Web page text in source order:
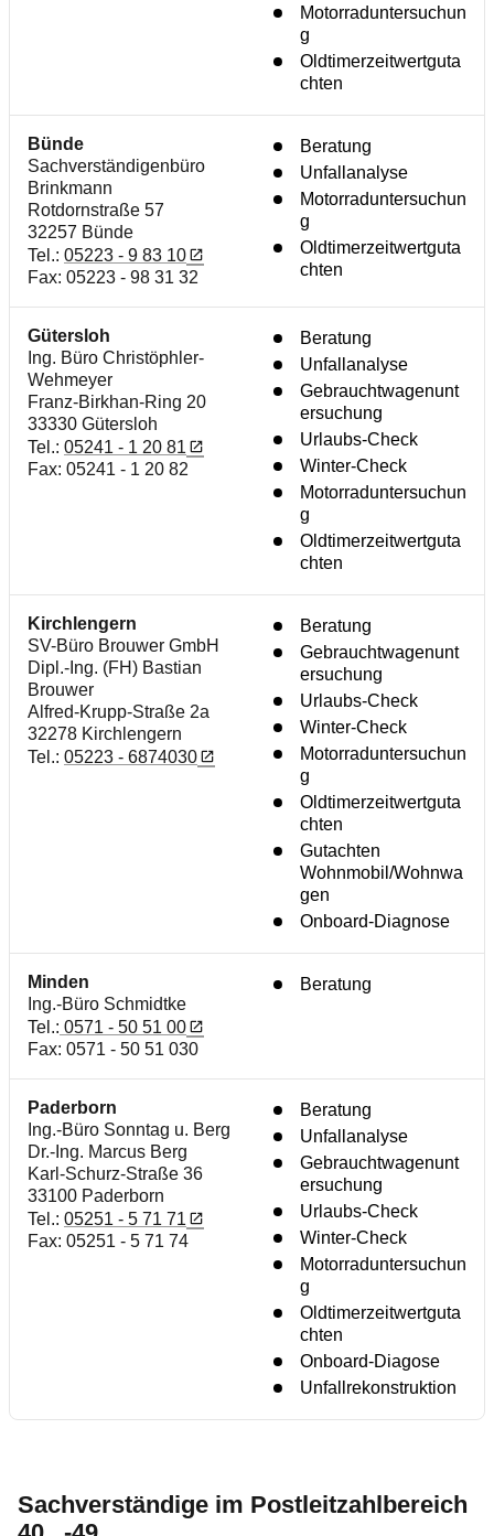
Motorraduntersuchun
g
Oldtimerzeitwertguta
chten
Bünde
Sachverständigenbüro
Brinkmann
Rotdornstraße 57
32257 Bünde
Tel.: 05223 - 9 83 10
Fax: 05223 - 98 31 32
Beratung
Unfallanalyse
Motorraduntersuchun
g
Oldtimerzeitwertguta
chten
Gütersloh
Ing. Büro Christöphler-
Wehmeyer
Franz-Birkhan-Ring 20
33330 Gütersloh
Tel.: 05241 - 1 20 81
Fax: 05241 - 1 20 82
Beratung
Unfallanalyse
Gebrauchtwagenunt
ersuchung
Urlaubs-Check
Winter-Check
Motorraduntersuchun
g
Oldtimerzeitwertguta
chten
Kirchlengern
SV-Büro Brouwer GmbH
Dipl.-Ing. (FH) Bastian
Brouwer
Alfred-Krupp-Straße 2a
32278 Kirchlengern
Tel.: 05223 - 6874030
Beratung
Gebrauchtwagenunt
ersuchung
Urlaubs-Check
Winter-Check
Motorraduntersuchun
g
Oldtimerzeitwertguta
chten
Gutachten
Wohnmobil/Wohnwa
gen
Onboard-Diagnose
Minden
Ing.-Büro Schmidtke
Tel.: 0571 - 50 51 00
Fax: 0571 - 50 51 030
Beratung
Paderborn
Ing.-Büro Sonntag u. Berg
Dr.-Ing. Marcus Berg
Karl-Schurz-Straße 36
33100 Paderborn
Tel.: 05251 - 5 71 71
Fax: 05251 - 5 71 74
Beratung
Unfallanalyse
Gebrauchtwagenunt
ersuchung
Urlaubs-Check
Winter-Check
Motorraduntersuchun
g
Oldtimerzeitwertguta
chten
Onboard-Diagose
Unfallrekonstruktion
Sachverständige im Postleitzahlbereich